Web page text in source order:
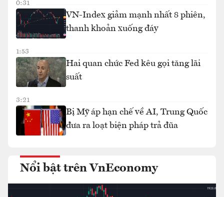
0:31
VN-Index giảm mạnh nhất 8 phiên,
thanh khoản xuống đáy
1:53
Hai quan chức Fed kêu gọi tăng lãi
suất
3:21
Bị Mỹ áp hạn chế về AI, Trung Quốc
đưa ra loạt biện pháp trả đũa
Nổi bật trên VnEconomy